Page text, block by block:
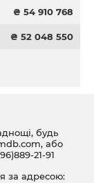
₴ 54 910 768
₴ 52 048 550
будь
, або
21-91
за адресою: